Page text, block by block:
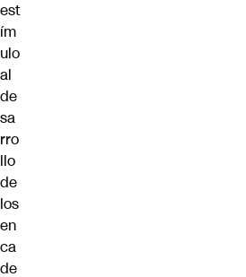
est
ím
ulo
al
de
sa
rro
llo
de
los
en
ca
de